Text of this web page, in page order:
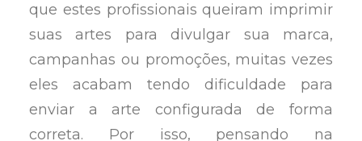
que estes profissionais queiram imprimir
suas artes para divulgar sua marca,
campanhas ou promoções, muitas vezes
eles acabam tendo dificuldade para
enviar a arte configurada de forma
correta. Por isso, pensando na